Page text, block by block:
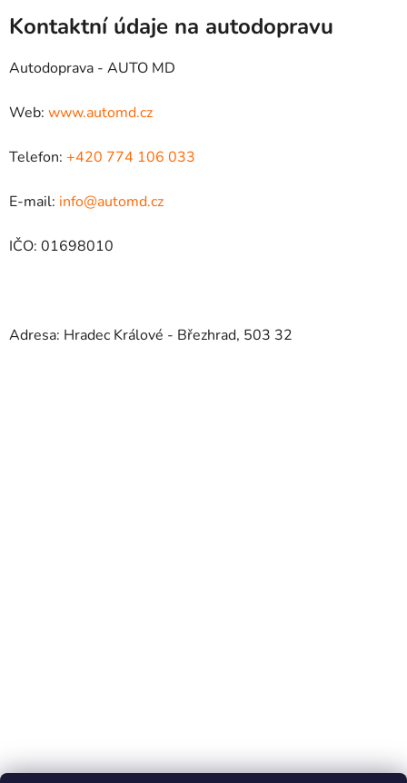
Kontaktní údaje na autodopravu
Autodoprava - AUTO MD
Web: www.automd.cz
Telefon: +420 774 106 033
E-mail: info@automd.cz
IČO: 01698010
Adresa: Hradec Králové - Březhrad, 503 32